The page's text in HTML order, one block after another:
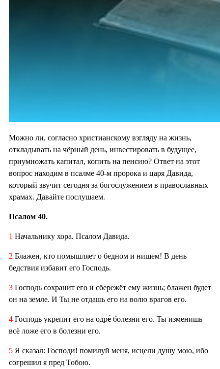
Можно ли, согласно христианскому взгляду на жизнь,
откладывать на чёрный день, инвестировать в будущее,
приумножать капитал, копить на пенсию? Ответ на этот
вопрос находим в псалме 40-м пророка и царя Давида,
который звучит сегодня за богослужением в православных
храмах. Давайте послушаем.
Псалом 40.
1 Начальнику хора. Псалом Давида.
2 Блажен, кто помышляет о бедном и нищем! В день
бедствия избавит его Господь.
3 Господь сохранит его и сбережёт ему жизнь; блажен будет
он на земле. И Ты не отдашь его на волю врагов его.
4 Господь укрепит его на одре́ болезни его. Ты изменишь
всё ложе его в болезни его.
5 Я сказал: Господи! помилуй меня, исцели душу мою, ибо
согрешил я пред Тобою.